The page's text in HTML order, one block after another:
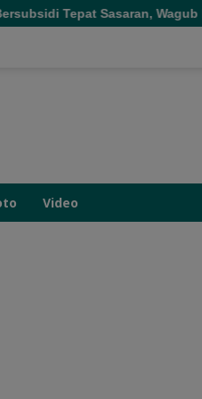
Wagub Malut
Video